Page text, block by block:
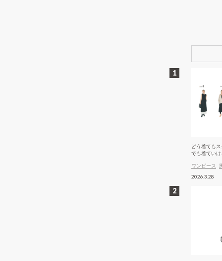
どう着ても
でも着てい
ワンピース
2026.3.28